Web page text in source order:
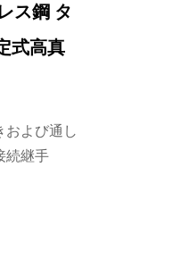
ス鋼 タ
式高真
および通し
続継手